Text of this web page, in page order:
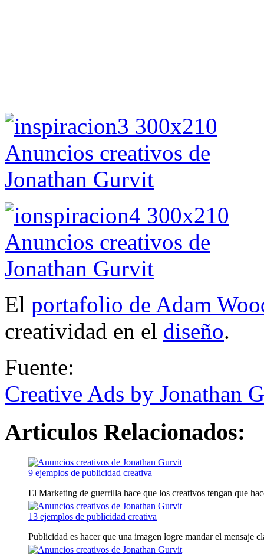
El portafolio de Adam
creatividad en el diseño.
Fuente:
Creative Ads by Jonathan
Articulos Relacionados:
9 ejemplos de publicidad creativa
El Marketing de guerrilla hace que los creativos tengan que
13 ejemplos de publicidad creativa
Publicidad es hacer que una imagen logre mandar el mensaje